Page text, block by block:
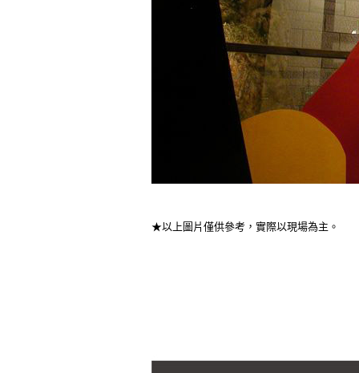
★以上圖片僅供參考，實際以現場為主。